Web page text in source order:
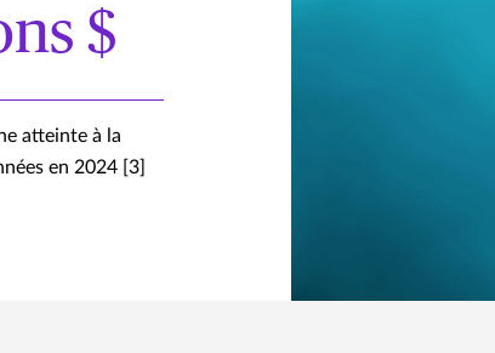
$
atteinte à la
en 2024 [3]